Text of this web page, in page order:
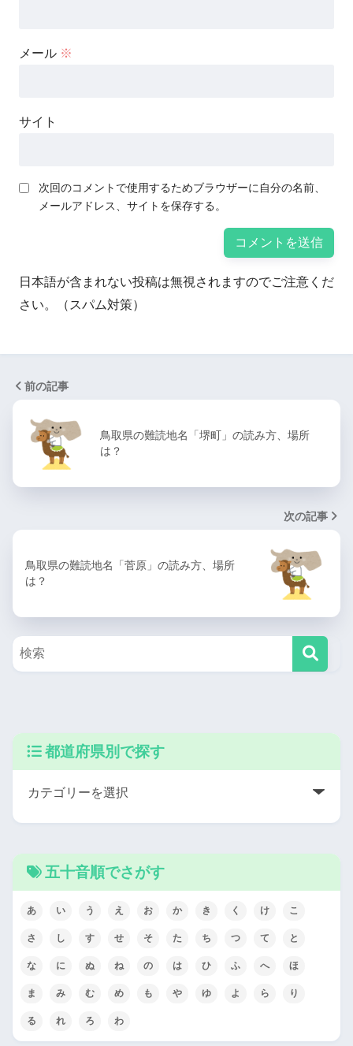
メール ※
サイト
次回のコメントで使用するためブラウザーに自分の名前、
メールアドレス、サイトを保存する。
日本語が含まれない投稿は無視されますのでご注意くだ
さい。（スパム対策）
前の記事
鳥取県の難読地名「堺町」の読み方、場所
は？
次の記事
鳥取県の難読地名「菅原」の読み方、場所
は？
都道府県別で探す
五十音順でさがす
あ い う え お か き く け こ
さ し す せ そ た ち つ て と
な に ぬ ね の は ひ ふ へ ほ
ま み む め も や ゆ よ ら り
る れ ろ わ